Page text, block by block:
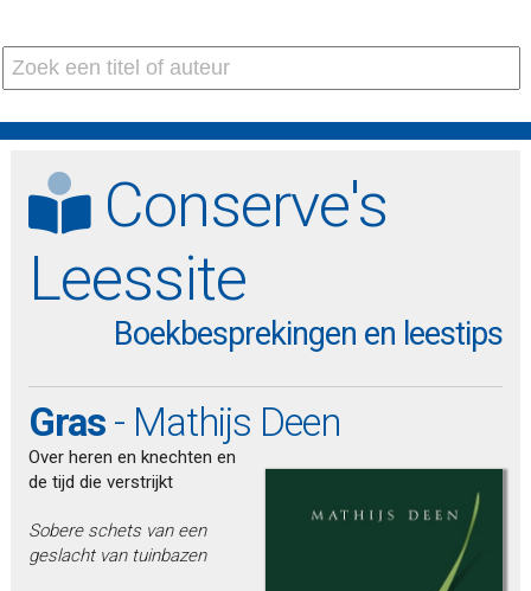
Conserve's
Leessite
Boekbesprekingen en leestips
Gras- Mathijs Deen
Over heren en knechten en
de tijd die verstrijkt
Sobere schets van een
geslacht van tuinbazen